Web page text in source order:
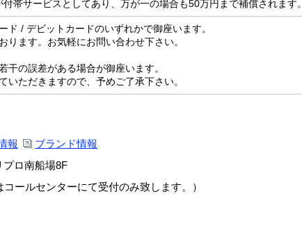
帯サービスとしてあり、万が一の場合も50万円まで補償されます。
ド / デビットカードのいずれかで御座います。
ります。お気軽にお問い合わせ下さい。
干の誤差がある場合が御座います。
いただきますので、予めご了承下さい。
報 ブランド情報
プロ南船場8F
ールセンターにて受付のみ致します。）